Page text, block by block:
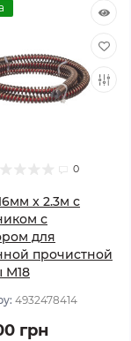
0
x 2.3м с
с
для
прочистной
4932478414
грн